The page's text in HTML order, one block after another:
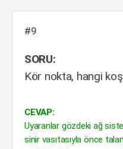
#9
SORU:
Kör nokta, hangi
CEVAP:
Uyaranlar gözdeki ağ
sinir vasıtasıyla önce